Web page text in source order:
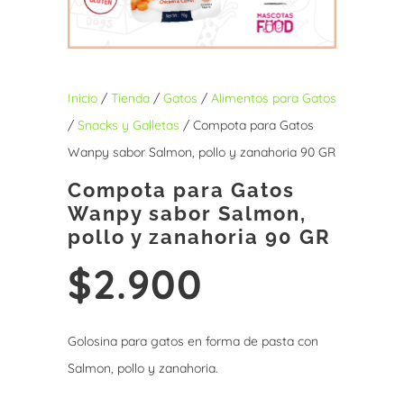
Inicio/ Tienda/ Gatos / Alimentos para Gatos
/ Snacks y Galletas / Compota para Gatos
Wanpy sabor Salmon, pollo y zanahoria 90 GR
Compota para Gatos
Wanpy sabor Salmon,
pollo y zanahoria 90 GR
$2.900
Golosina para gatos en forma de pasta con
Salmon, pollo y zanahoria.